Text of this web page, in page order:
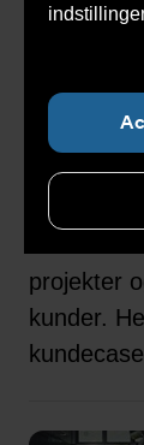
her:
Armatec
projekter
kunder.